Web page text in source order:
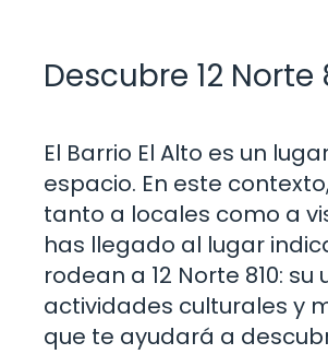
Descubre 12
El Barrio El Alto es un
espacio. En este
tanto a locales como a
has llegado al lugar
rodean a 12 Norte 810:
actividades culturales y
que te ayudará a